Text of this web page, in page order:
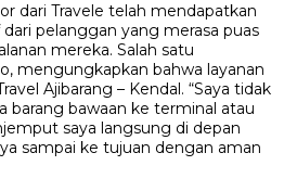
dari Travele telah mendapatkan
pelanggan yang merasa puas
mereka. Salah satu
mengungkapkan bahwa layanan
Ajibarang – Kendal. “Saya tidak
barang bawaan ke terminal atau
saya langsung di depan
sampai ke tujuan dengan aman